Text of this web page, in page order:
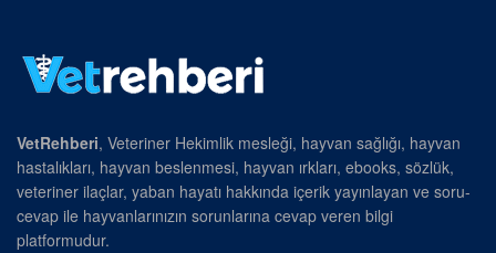
VetRehberi, Veteriner Hekimlik mesleği, hayvan sağlığı, hayvan
hastalıkları, hayvan beslenmesi, hayvan ırkları, ebooks, sözlük,
veteriner ilaçlar, yaban hayatı hakkında içerik yayınlayan ve soru-
cevap ile hayvanlarınızın sorunlarına cevap veren bilgi
platformudur.